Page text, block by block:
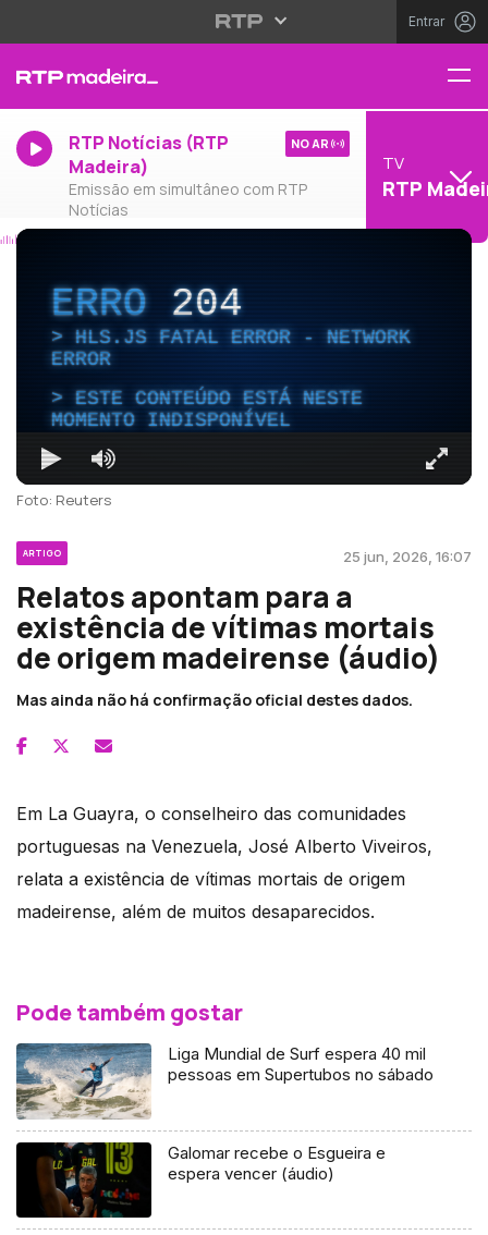
Entrar
RTP Notícias (RTP
Madeira)
Emissão em simultâneo com RTP
Notícias
NO AR
TV
RTP
ERRO204
HLS.JS FATAL ERROR - NETWORK
ERROR
ESTE CONTEÚDO ESTÁ NESTE
MOMENTO INDISPONÍVEL
Foto: Reuters
ARTIGO 25 jun, 2026, 16:07
Relatos apontam para a
existência de vítimas mortais
de origem madeirense (áudio)
Mas ainda não há confirmação oficial destes dados.
Em La Guayra, o conselheiro das comunidades
portuguesas na Venezuela, José Alberto Viveiros,
relata a existência de vítimas mortais de origem
madeirense, além de muitos desaparecidos.
Pode também gostar
Liga Mundial de Surf espera 40 mil
pessoas em Supertubos no sábado
Galomar recebe o Esgueira e
espera vencer (áudio)